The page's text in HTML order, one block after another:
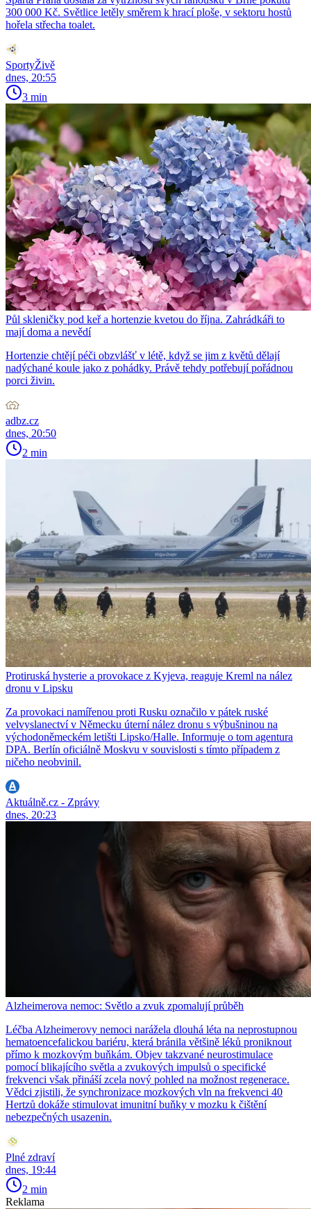
300 000 Kč. Světlice letěly směrem k hrací ploše, v sektoru hostů
hořela střecha toalet.
SportyŽivě
dnes, 20:55
3 min
Půl skleničky pod keř a hortenzie kvetou do října. Zahrádkáři to
mají doma a nevědí
Hortenzie chtějí péči obzvlášť v létě, když se jim z květů dělají
nadýchané koule jako z pohádky. Právě tehdy potřebují pořádnou
porci živin.
adbz.cz
dnes, 20:50
2 min
Protiruská hysterie a provokace z Kyjeva, reaguje Kreml na nález
dronu v Lipsku
Za provokaci namířenou proti Rusku označilo v pátek ruské
velvyslanectví v Německu úterní nález dronu s výbušninou na
východoněmeckém letišti Lipsko/Halle. Informuje o tom agentura
DPA. Berlín oficiálně Moskvu v souvislosti s tímto případem z
ničeho neobvinil.
Aktuálně.cz - Zprávy
dnes, 20:23
Alzheimerova nemoc: Světlo a zvuk zpomalují průběh
Léčba Alzheimerovy nemoci narážela dlouhá léta na neprostupnou
hematoencefalickou bariéru, která bránila většině léků proniknout
přímo k mozkovým buňkám. Objev takzvané neurostimulace
pomocí blikajícího světla a zvukových impulsů o specifické
frekvenci však přináší zcela nový pohled na možnost regenerace.
Vědci zjistili, že synchronizace mozkových vln na frekvenci 40
Hertzů dokáže stimulovat imunitní buňky v mozku k čištění
nebezpečných usazenin.
Plné zdraví
dnes, 19:44
2 min
Reklama